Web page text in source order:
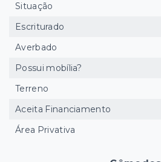
Situação
Escriturado
Averbado
Possui mobília?
Terreno
Aceita Financiamento
Área Privativa